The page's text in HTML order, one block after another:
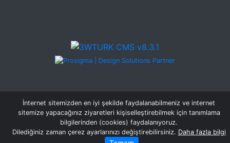
İnternet sitemizden en iyi şekilde faydalanabilmeniz ve internet
sitemize yapacağınız ziyaretleri kişiselleştirebilmek için tanımlama
bilgilerinden (cookies) faydalanıyoruz.
Dilediğiniz zaman çerez ayarlarınızı değiştirebilirsiniz. Daha fazla bilgi